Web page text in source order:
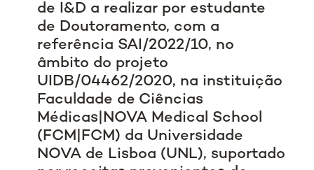
de I&D a realizar por estudante
de Doutoramento, com a
referência SAI/2022/10, no
âmbito do projeto
UIDB/04462/2020, na instituição
Faculdade de Ciências
Médicas|NOVA Medical School
(FCM|FCM) da Universidade
NOVA de Lisboa (UNL), suportado